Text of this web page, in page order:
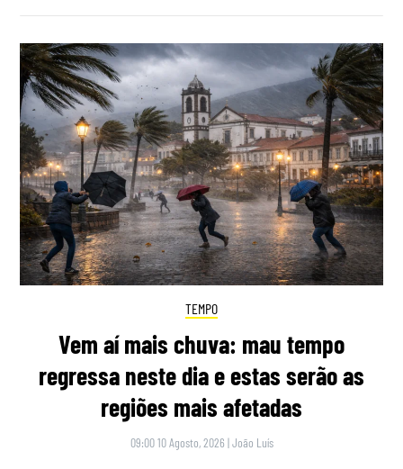
TEMPO
Vem aí mais chuva: mau tempo
regressa neste dia e estas serão as
regiões mais afetadas
09:00 10 Agosto, 2026 |João Luís